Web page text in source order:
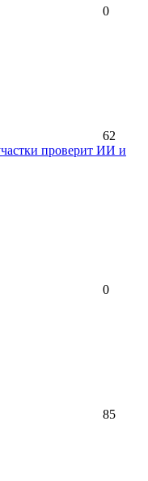
0
62
проверит ИИ и
0
85